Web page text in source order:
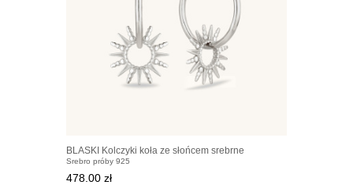
BLASKI Kolczyki koła ze słońcem srebrne
Srebro próby 925
478.00 zł